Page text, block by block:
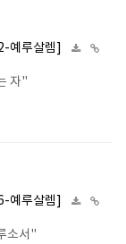
예루살렘]
자"
예루살렘]
소서"